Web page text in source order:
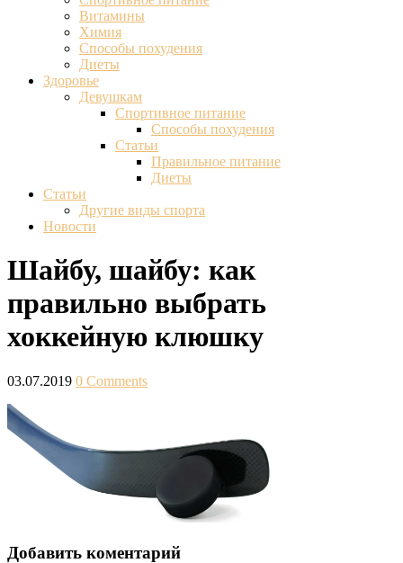
Витамины
Химия
Способы похудения
Диеты
Здоровье
Девушкам
Спортивное питание
Способы похудения
Статьи
Правильное питание
Диеты
Статьи
Другие виды спорта
Новости
Шайбу, шайбу: как
правильно выбрать
хоккейную клюшку
03.07.2019 0 Comments
Добавить коментарий